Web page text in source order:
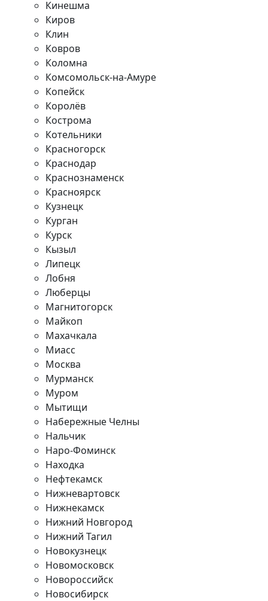
Кинешма
Киров
Клин
Ковров
Коломна
Комсомольск-на-Амуре
Копейск
Королёв
Кострома
Котельники
Красногорск
Краснодар
Краснознаменск
Красноярск
Кузнецк
Курган
Курск
Кызыл
Липецк
Лобня
Люберцы
Магнитогорск
Майкоп
Махачкала
Миасс
Москва
Мурманск
Муром
Мытищи
Набережные Челны
Нальчик
Наро-Фоминск
Находка
Нефтекамск
Нижневартовск
Нижнекамск
Нижний Новгород
Нижний Тагил
Новокузнецк
Новомосковск
Новороссийск
Новосибирск